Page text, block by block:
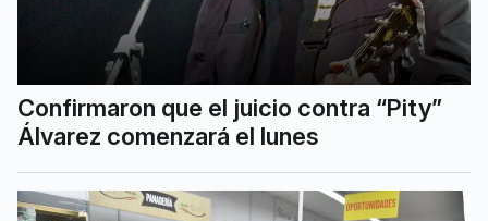
Confirmaron que el juicio contra “Pity”
Álvarez comenzará el lunes